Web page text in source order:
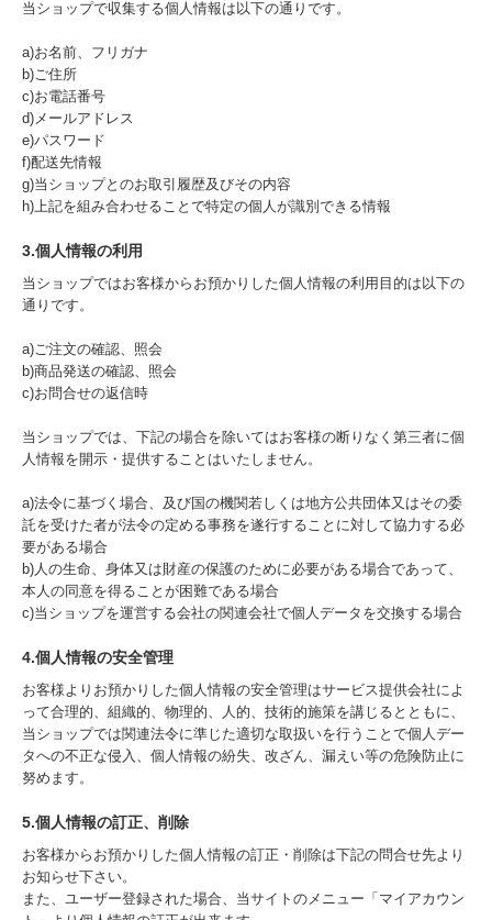
当ショップで収集する個人情報は以下の通りです。
a)お名前、フリガナ
b)ご住所
c)お電話番号
d)メールアドレス
e)パスワード
f)配送先情報
g)当ショップとのお取引履歴及びその内容
h)上記を組み合わせることで特定の個人が識別できる情報
3.個人情報の利用
当ショップではお客様からお預かりした個人情報の利用目的は以下の
通りです。
a)ご注文の確認、照会
b)商品発送の確認、照会
c)お問合せの返信時
当ショップでは、下記の場合を除いてはお客様の断りなく第三者に個
人情報を開示・提供することはいたしません。
a)法令に基づく場合、及び国の機関若しくは地方公共団体又はその委
託を受けた者が法令の定める事務を遂行することに対して協力する必
要がある場合
b)人の生命、身体又は財産の保護のために必要がある場合であって、
本人の同意を得ることが困難である場合
c)当ショップを運営する会社の関連会社で個人データを交換する場合
4.個人情報の安全管理
お客様よりお預かりした個人情報の安全管理はサービス提供会社によ
って合理的、組織的、物理的、人的、技術的施策を講じるとともに、
当ショップでは関連法令に準じた適切な取扱いを行うことで個人デー
タへの不正な侵入、個人情報の紛失、改ざん、漏えい等の危険防止に
努めます。
5.個人情報の訂正、削除
お客様からお預かりした個人情報の訂正・削除は下記の問合せ先より
お知らせ下さい。
また、ユーザー登録された場合、当サイトのメニュー「マイアカウン